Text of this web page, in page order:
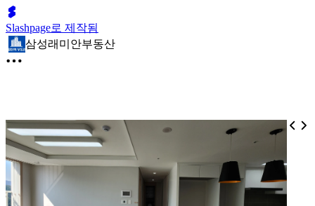
Slashpage로 제작됨
삼성래미안부동산